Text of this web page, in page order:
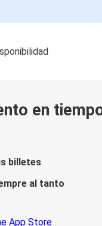
en
billetes
al tanto